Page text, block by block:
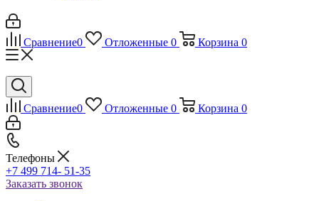
Сравнение0 Отложенные 0 Корзина 0
Сравнение0 Отложенные 0 Корзина 0
Телефоны
+7 499 714- 51-35
Заказать звонок